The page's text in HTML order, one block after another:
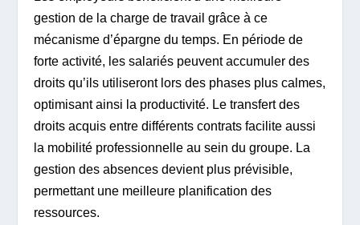
gestion de la charge de travail grâce à ce
mécanisme d’épargne du temps. En période de
forte activité, les salariés peuvent accumuler des
droits qu’ils utiliseront lors des phases plus calmes,
optimisant ainsi la productivité. Le transfert des
droits acquis entre différents contrats facilite aussi
la mobilité professionnelle au sein du groupe. La
gestion des absences devient plus prévisible,
permettant une meilleure planification des
ressources.